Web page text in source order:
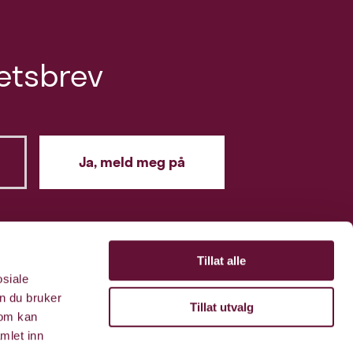
du bruker
kan
inn
Tillat alle
Tillat utvalg